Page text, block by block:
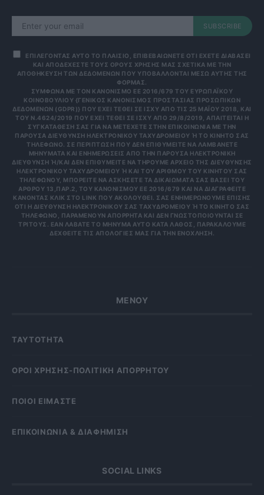
SUBSCRIBE
ΕΠΙΛΕΓΟΝΤΑΣ ΑΥΤΟ ΤΟ ΠΛΑΙΣΙΟ, ΕΠΙΒΕΒΑΙΩΝΕΤΕ ΟΤΙ ΕΧΕΤΕ ΔΙΑΒΑΣΕΙ
ΚΑΙ ΑΠΟΔΕΧΕΣΤΕ ΤΟΥΣ ΟΡΟΥΣ ΧΡΗΣΗΣ ΜΑΣ ΣΧΕΤΙΚΑ ΜΕ ΤΗΝ
ΑΠΟΘΗΚΕΥΣΗ ΤΩΝ ΔΕΔΟΜΕΝΩΝ ΠΟΥ ΥΠΟΒΑΛΛΟΝΤΑΙ ΜΕΣΩ ΑΥΤΗΣ ΤΗΣ
ΦΟΡΜΑΣ.
ΣΎΜΦΩΝΑ ΜΕ ΤΟΝ ΚΑΝΟΝΙΣΜΌ ΕΕ 2016/679 ΤΟΥ ΕΥΡΩΠΑΪΚΟΎ
ΚΟΙΝΟΒΟΥΛΊΟΥ {ΓΕΝΙΚΌΣ ΚΑΝΟΝΙΣΜΌΣ ΠΡΟΣΤΑΣΊΑΣ ΠΡΟΣΩΠΙΚΏΝ
ΔΕΔΟΜΈΝΩΝ (GDPR)} ΠΟΥ ΈΧΕΙ ΤΕΘΕΊ ΣΕ ΙΣΧΎ ΑΠΌ ΤΙΣ 25 ΜΑΪ́ΟΥ 2018, ΚΑΙ
ΤΟΥ Ν.4624/2019 ΠΟΥ ΈΧΕΙ ΤΕΘΕΊ ΣΕ ΙΣΧΎ ΑΠΌ 29/8/2019, ΑΠΑΙΤΕΊΤΑΙ Η
ΣΥΓΚΑΤΆΘΕΣΉ ΣΑΣ ΓΙΑ ΝΑ ΜΕΤΈΧΕΤΕ ΣΤΗΝ ΕΠΙΚΟΙΝΩΝΊΑ ΜΕ ΤΗΝ
ΠΑΡΟΎΣΑ ΔΙΕΎΘΥΝΣΗ ΗΛΕΚΤΡΟΝΙΚΟΎ ΤΑΧΥΔΡΟΜΕΊΟΥ Ή ΤΟ ΚΙΝΗΤΌ ΣΑΣ Τ
ΗΛΈΦΩΝΟ. ΣΕ ΠΕΡΊΠΤΩΣΗ ΠΟΥ ΔΕΝ ΕΠΙΘΥΜΕΊΤΕ ΝΑ ΛΑΜΒΆΝΕΤΕ Μ
ΗΝΎΜΑΤΑ ΚΑΙ ΕΝΗΜΕΡΏΣΕΙΣ ΑΠΌ ΤΗΝ ΠΑΡΟΎΣΑ ΗΛΕΚΤΡΟΝΙΚΉ Δ
ΙΕΎΘΥΝΣΗ Ή/ΚΑΙ ΔΕΝ ΕΠΙΘΥΜΕΊΤΕ ΝΑ ΤΗΡΟΎΜΕ ΑΡΧΕΊΟ ΤΗΣ ΔΙΕΎΘΥΝΣΗΣ ΗΛ
ΕΚΤΡΟΝΙΚΟΎ ΤΑΧΥΔΡΟΜΕΊΟΥ Ή ΚΑΙ ΤΟΥ ΑΡΙΘΜΟΎ ΤΟΥ ΚΙΝΗΤΟΎ ΣΑΣ ΤΗΛ
ΕΦΏΝΟΥ, ΜΠΟΡΕΊΤΕ ΝΑ ΑΣΚΉΣΕΤΕ ΤΑ ΔΙΚΑΙΏΜΑΤΆ ΣΑΣ ΒΆΣΕΙ ΤΟΥ ΆΡΘ
ΡΟΥ 13,ΠΑΡ.2, ΤΟΥ ΚΑΝΟΝΙΣΜΟΎ ΕΕ 2016/679 ΚΑΙ ΝΑ ΔΙΑΓΡΑΦΕΊΤΕ ΚΆΝ
ΟΝΤΑΣ ΚΛΙΚ ΣΤΟ LINK ΠΟΥ ΑΚΟΛΟΥΘΕΊ. ΣΑΣ ΕΝΗΜΕΡΏΝΟΥΜΕ ΕΠΊΣΗΣ ΌΤΙ
Η ΔΙΕΎΘΥΝΣΗ ΗΛΕΚΤΡΟΝΙΚΟΎ ΣΑΣ ΤΑΧΥΔΡΟΜΕΊΟΥ Ή ΤΟ ΚΙΝΗΤΌ ΣΑΣ ΤΗΛΈ
ΦΩΝΟ, ΠΑΡΑΜΈΝΟΥΝ ΑΠΌΡΡΗΤΑ ΚΑΙ ΔΕΝ ΓΝΩΣΤΟΠΟΙΟΎΝΤΑΙ ΣΕ ΤΡΊΤ
ΟΥΣ. ΕΆΝ ΛΆΒΑΤΕ ΤΟ ΜΉΝΥΜΑ ΑΥΤΌ ΚΑΤΆ ΛΆΘΟΣ, ΠΑΡΑΚΑΛΟΎΜΕ ΔΕΧΘ
ΕΊΤΕ ΤΙΣ ΑΠΟΛΟΓΊΕΣ ΜΑΣ ΓΙΑ ΤΗΝ ΕΝΌΧΛΗΣΗ.
ΜΕΝΟΥ
ΤΑΥΤΟΤΗΤΑ
OΡΟΙ ΧΡΗΣΗΣ-ΠΟΛΙΤΙΚΗ ΑΠΟΡΡΗΤΟΥ
ΠΟΙΟΙ ΕΙΜΑΣΤΕ
ΕΠΙΚΟΙΝΩΝΙΑ & ΔΙΑΦΗΜΙΣΗ
SOCIAL LINKS